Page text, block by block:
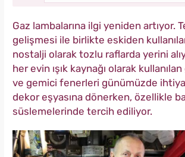
Gaz lambalarına ilgi yeniden artıyor.
gelişmesi ile birlikte eskiden
nostalji olarak tozlu raflarda yerini
her evin ışık kaynağı olarak
ve gemici fenerleri günümüzde
dekor eşyasına dönerken, özellikle
süslemelerinde tercih ediliyor.